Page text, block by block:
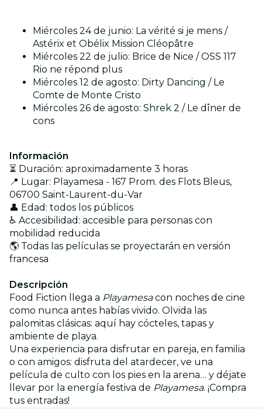
Miércoles 24 de junio: La vérité si je mens /
Astérix et Obélix Mission Cléopâtre
Miércoles 22 de julio: Brice de Nice / OSS 117
Rio ne répond plus
Miércoles 12 de agosto: Dirty Dancing / Le
Comte de Monte Cristo
Miércoles 26 de agosto: Shrek 2 / Le dîner de
cons
Información
⏳ Duración: aproximadamente 3 horas
📍 Lugar: Playamesa - 167 Prom. des Flots Bleus,
06700 Saint-Laurent-du-Var
👤 Edad: todos los públicos
♿ Accesibilidad: accesible para personas con
mobilidad reducida
🌎 Todas las películas se proyectarán en versión
francesa
Descripción
Food Fiction llega a Playamesacon noches de cine
como nunca antes habías vivido. Olvida las
palomitas clásicas: aquí hay cócteles, tapas y
ambiente de playa.
Una experiencia para disfrutar en pareja, en familia
o con amigos: disfruta del atardecer, ve una
película de culto con los pies en la arena… y déjate
llevar por la energía festiva de Playamesa. ¡Compra
tus entradas!